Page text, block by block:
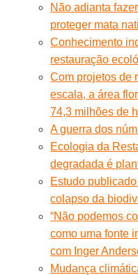
Não adianta
proteger mata
Conhecimento
restauração
Com projetos de
escala, a área
74,3 milhões de
A guerra dos
Ecologia da
degradada é
Estudo
colapso da
“Não podemos
como uma fonte
com Inger
Mudança